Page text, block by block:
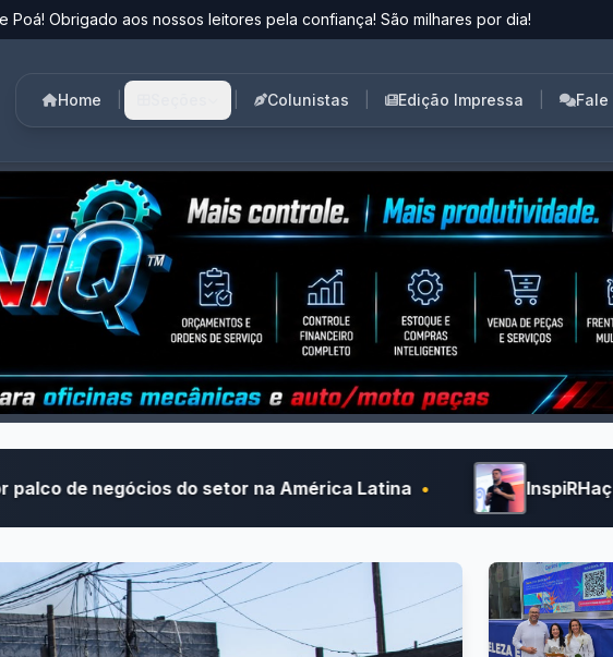
Poá! Obrigado aos nossos leitores pela confiança! São milhares por dia!
Home Colunistas Edição Impressa Fale
setor na América Latina • InspiRHação 2026 reúne